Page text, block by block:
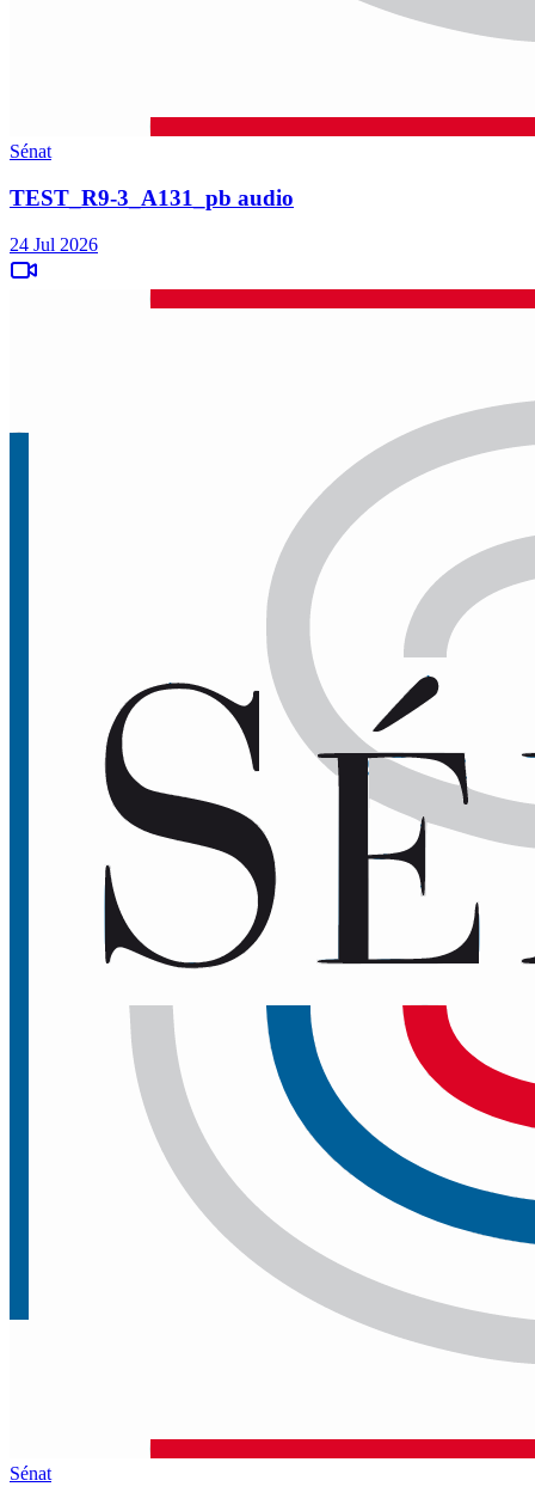
Sénat
TEST_R9-3_A131_pb audio
24 Jul 2026
Sénat